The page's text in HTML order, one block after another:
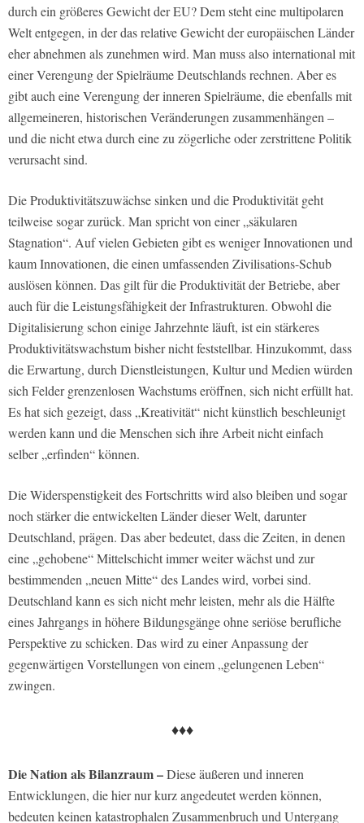
durch ein größeres Gewicht der EU? Dem steht eine multipolaren
Welt entgegen, in der das relative Gewicht der europäischen Länder
eher abnehmen als zunehmen wird. Man muss also international mit
einer Verengung der Spielräume Deutschlands rechnen. Aber es
gibt auch eine Verengung der inneren Spielräume, die ebenfalls mit
allgemeineren, historischen Veränderungen zusammenhängen –
und die nicht etwa durch eine zu zögerliche oder zerstrittene Politik
verursacht sind.
Die Produktivitätszuwächse sinken und die Produktivität geht
teilweise sogar zurück. Man spricht von einer „säkularen
Stagnation“. Auf vielen Gebieten gibt es weniger Innovationen und
kaum Innovationen, die einen umfassenden Zivilisations-Schub
auslösen können. Das gilt für die Produktivität der Betriebe, aber
auch für die Leistungsfähigkeit der Infrastrukturen. Obwohl die
Digitalisierung schon einige Jahrzehnte läuft, ist ein stärkeres
Produktivitätswachstum bisher nicht feststellbar. Hinzukommt, dass
die Erwartung, durch Dienstleistungen, Kultur und Medien würden
sich Felder grenzenlosen Wachstums eröffnen, sich nicht erfüllt hat.
Es hat sich gezeigt, dass „Kreativität“ nicht künstlich beschleunigt
werden kann und die Menschen sich ihre Arbeit nicht einfach
selber „erfinden“ können.
Die Widerspenstigkeit des Fortschritts wird also bleiben und sogar
noch stärker die entwickelten Länder dieser Welt, darunter
Deutschland, prägen. Das aber bedeutet, dass die Zeiten, in denen
eine „gehobene“ Mittelschicht immer weiter wächst und zur
bestimmenden „neuen Mitte“ des Landes wird, vorbei sind.
Deutschland kann es sich nicht mehr leisten, mehr als die Hälfte
eines Jahrgangs in höhere Bildungsgänge ohne seriöse berufliche
Perspektive zu schicken. Das wird zu einer Anpassung der
gegenwärtigen Vorstellungen von einem „gelungenen Leben“
zwingen.
♦♦♦
Die Nation als Bilanzraum –Diese äußeren und inneren
Entwicklungen, die hier nur kurz angedeutet werden können,
bedeuten keinen katastrophalen Zusammenbruch und Untergang